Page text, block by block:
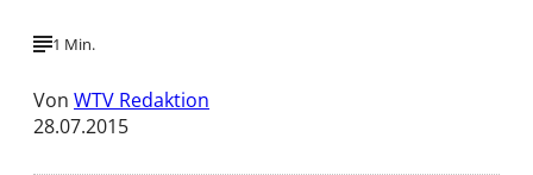
1 Min.
Von WTV Redaktion
28.07.2015